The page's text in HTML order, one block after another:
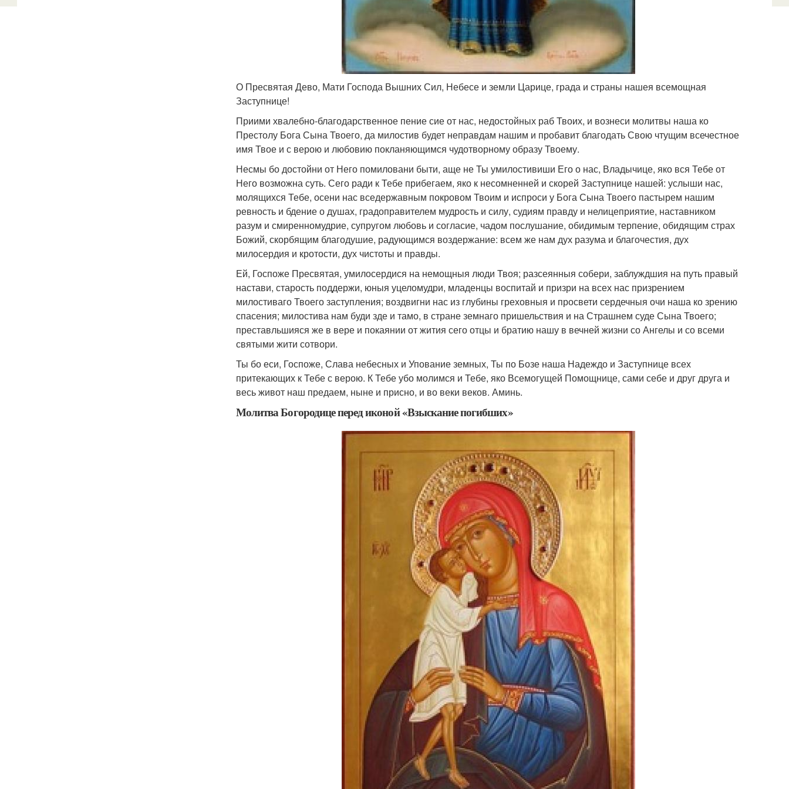
О Пресвятая Дево, Мати Господа Вышних Сил, Небесе и земли Царице, града и страны нашея всемощная
Заступнице!
Приими хвалебно-благодарственное пение сие от нас, недостойных раб Твоих, и вознеси молитвы наша ко
Престолу Бога Сына Твоего, да милостив будет неправдам нашим и пробавит благодать Свою чтущим всечестное
имя Твое и с верою и любовию покланяющимся чудотворному образу Твоему.
Несмы бо достойни от Него помиловани быти, аще не Ты умилостивиши Его о нас, Владычице, яко вся Тебе от
Него возможна суть. Сего ради к Тебе прибегаем, яко к несомненней и скорей Заступнице нашей: услыши нас,
молящихся Тебе, осени нас вседержавным покровом Твоим и испроси у Бога Сына Твоего пастырем нашим
ревность и бдение о душах, градоправителем мудрость и силу, судиям правду и нелицеприятие, наставником
разум и смиренномудрие, супругом любовь и согласие, чадом послушание, обидимым терпение, обидящим страх
Божий, скорбящим благодушие, радующимся воздержание: всем же нам дух разума и благочестия, дух
милосердия и кротости, дух чистоты и правды.
Ей, Госпоже Пресвятая, умилосердися на немощныя люди Твоя; разсеянныя собери, заблуждшия на путь правый
настави, старость поддержи, юныя уцеломудри, младенцы воспитай и призри на всех нас призрением
милостиваго Твоего заступления; воздвигни нас из глубины греховныя и просвети сердечныя очи наша ко зрению
спасения; милостива нам буди зде и тамо, в стране земнаго пришельствия и на Страшнем суде Сына Твоего;
преставльшияся же в вере и покаянии от жития сего отцы и братию нашу в вечней жизни со Ангелы и со всеми
святыми жити сотвори.
Ты бо еси, Госпоже, Слава небесных и Упование земных, Ты по Бозе наша Надеждо и Заступнице всех
притекающих к Тебе с верою. К Тебе убо молимся и Тебе, яко Всемогущей Помощнице, сами себе и друг друга и
весь живот наш предаем, ныне и присно, и во веки веков. Аминь.
Молитва Богородице перед иконой «Взыскание погибших»